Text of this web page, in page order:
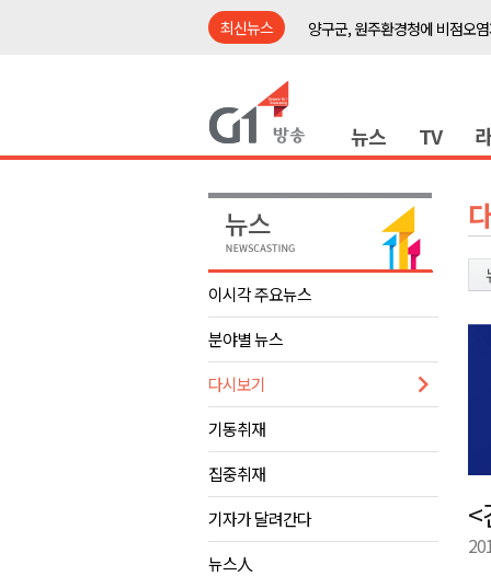
최신뉴스
양구군, 원주환경청에 비점오
원주시, 하반기 중소기업육성
태백시, 28~29일 제5회 황부자
오늘 극한폭염 계속..낮 최고 ‘
썩고, 무르고..농산물 피해 속출
양구군, 원주환경청에 비점오
<강원랜드> 관광객이 인구 3배
<강원랜드> 마카오 카지노 "
강원도립대학교, 하반기 평생
태백시, 28~29일 제5회 황부자
뉴스 TV
이시각 주요뉴스
분야별 뉴스
다시보기
기동취재
집중취재
기자가 달려간다
뉴스人
<